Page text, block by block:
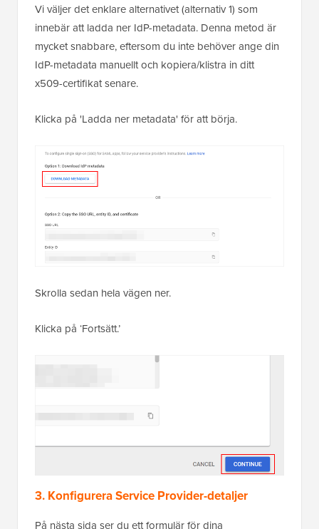
Vi väljer det enklare alternativet (alternativ 1) som
innebär att ladda ner IdP-metadata. Denna metod är
mycket snabbare, eftersom du inte behöver ange din
IdP-metadata manuellt och kopiera/klistra in ditt
x509-certifikat senare.
Klicka på 'Ladda ner metadata' för att börja.
Skrolla sedan hela vägen ner.
Klicka på ‘Fortsätt.’
3. Konfigurera Service Provider-detaljer
På nästa sida ser du ett formulär för dina